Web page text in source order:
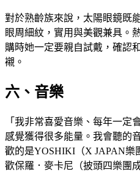
對於熟齡族來說，太陽眼鏡既
眼周細紋，實用與美觀兼具。
購時她一定要親自試戴，確認
襯。
六、音樂
「我非常喜愛音樂、每年一定
感覺獲得很多能量。我會聽的
歡的是YOSHIKI（X JAPAN樂
歡保羅．麥卡尼（披頭四樂團